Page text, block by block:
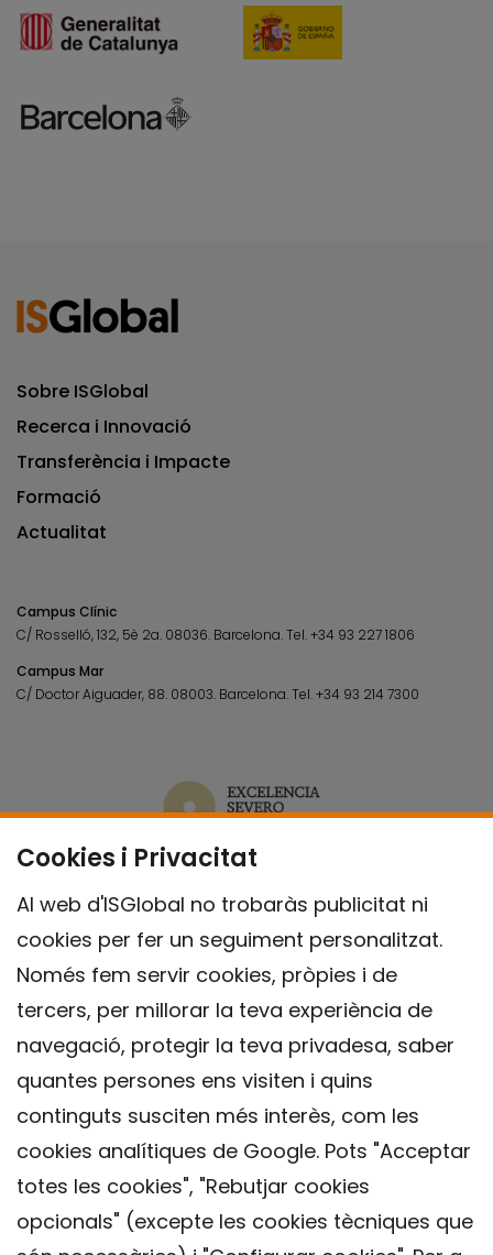
Cookies i Privacitat
Al web d'ISGlobal no trobaràs publicitat ni
cookies per fer un seguiment personalitzat.
Només fem servir cookies, pròpies i de
tercers, per millorar la teva experiència de
navegació, protegir la teva privadesa, saber
quantes persones ens visiten i quins
continguts susciten més interès, com les
cookies analítiques de Google. Pots "Acceptar
totes les cookies", "Rebutjar cookies
opcionals" (excepte les cookies tècniques que
Sobre ISGlobal
Recerca i Innovació
Transferència i Impacte
Formació
Actualitat
Campus Clínic
C/ Rosselló, 132, 5è 2a. 08036. Barcelona.Tel.+34 93 227 1806
Campus Mar
C/ Doctor Aiguader, 88. 08003. Barcelona.Tel.+34 93 214 7300
Contacte